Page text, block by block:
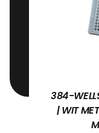
384-
| WIT